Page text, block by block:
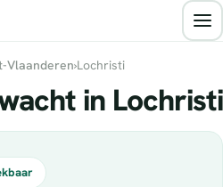
Vlaanderen›Lochristi
in Lochristi